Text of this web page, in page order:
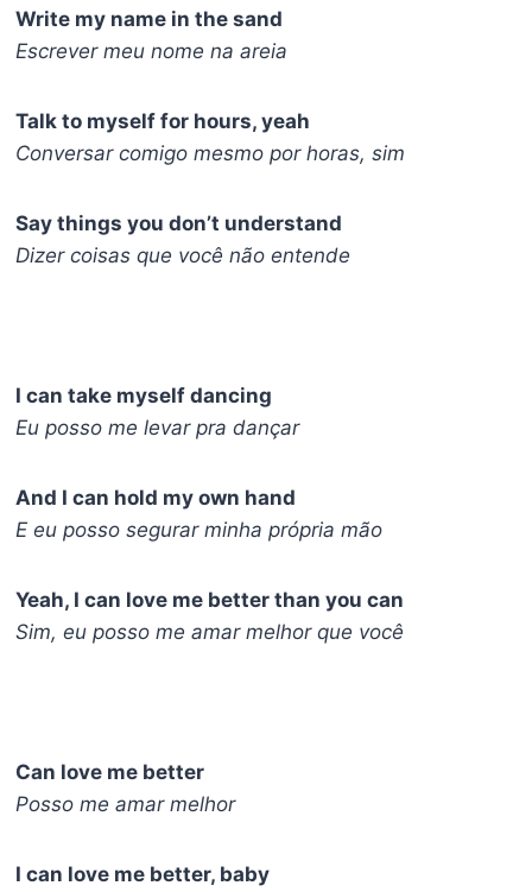
Write my name in the sand
Escrever meu nome na areia
Talk to myself for hours, yeah
Conversar comigo mesmo por horas, sim
Say things you don’t understand
Dizer coisas que você não entende
I can take myself dancing
Eu posso me levar pra dançar
And I can hold my own hand
E eu posso segurar minha própria mão
Yeah, I can love me better than you can
Sim, eu posso me amar melhor que você
Can love me better
Posso me amar melhor
I can love me better, baby